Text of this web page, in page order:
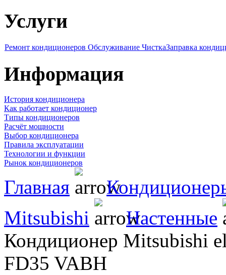
Услуги
Ремонт кондиционеров Обслуживание ЧисткаЗаправка
Информация
История кондиционера
Как работает кондиционер
Типы кондиционеров
Расчёт мощности
Выбор кондиционера
Правила эксплуатации
Технологии и функции
Рынок кондиционеров
Главная
Mitsubishi
Настенные
Кондиционер Mitsubishi
FD35 VABН